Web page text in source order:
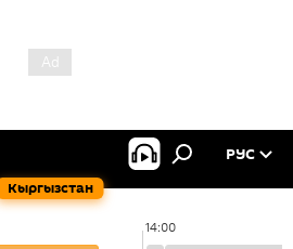
Кыргызстан
РУС
14:00